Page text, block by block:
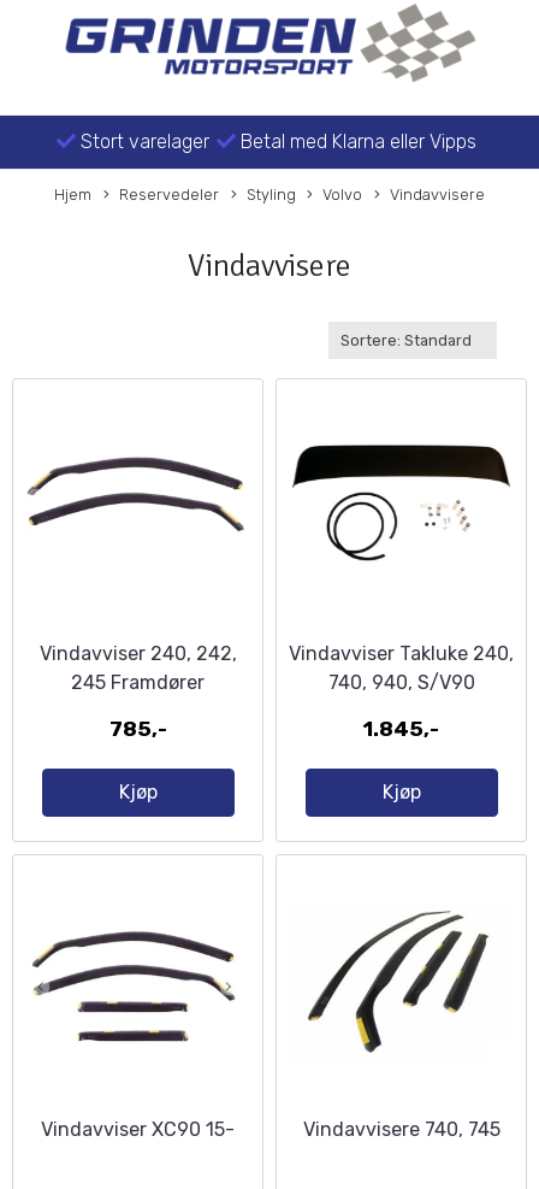
Stort varelager Betal med Klarna eller Vipps
Hjem Reservedeler Styling Volvo Vindavvisere
Vindavvisere
Vindavviser 240, 242,
245 Framdører
785,-
Kjøp
Vindavviser Takluke 240,
740, 940, S/V90
1.845,-
Kjøp
Vindavviser XC90 15- Vindavvisere 740, 745